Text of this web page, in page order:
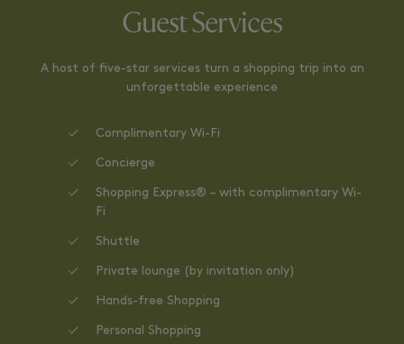
Guest Services
A host of five-star services turn a shopping trip into an
unforgettable experience
Complimentary Wi-Fi
Concierge
Shopping Express® – with complimentary Wi-
Fi
Shuttle
Private lounge (by invitation only)
Hands-free Shopping
Personal Shopping